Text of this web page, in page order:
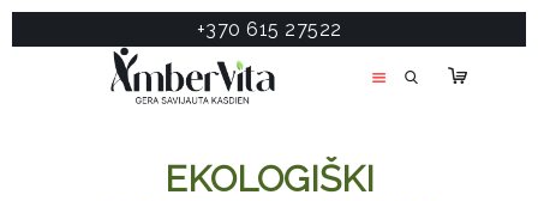
+370 615 27522
EKOLOGIŠKI
PASLAUGOS
PRODUKTAI
APIE MANE